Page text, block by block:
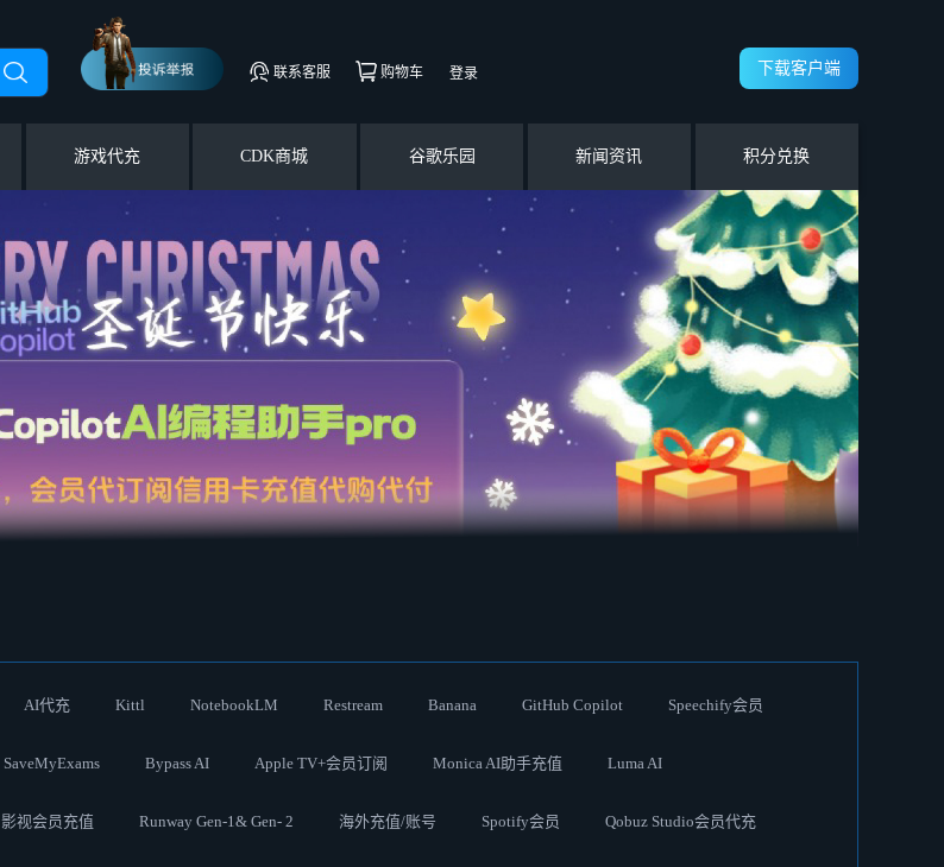
联系客服 购物车 登录 下载客户端
游戏代充 CDK商城 谷歌乐园 新闻资讯 积分兑换
AI代充 Kittl NotebookLM Restream Banana GitHub Copilot Speechify会员
SaveMyExams Bypass AI Apple TV+会员订阅 Monica AI助手充值 Luma AI
影视会员充值 Runway Gen-1& Gen- 2 海外充值/账号 Spotify会员 Qobuz Studio会员代充